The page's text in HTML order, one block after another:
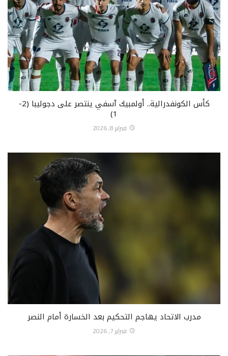
كأس الكونفدرالية.. أولمبيك آسفي ينتصر على دجوليبا (2-
1)
فبراير 8, 2026
مدرب الاتحاد يهاجم التحكيم بعد الخسارة أمام النصر
فبراير 7, 2026